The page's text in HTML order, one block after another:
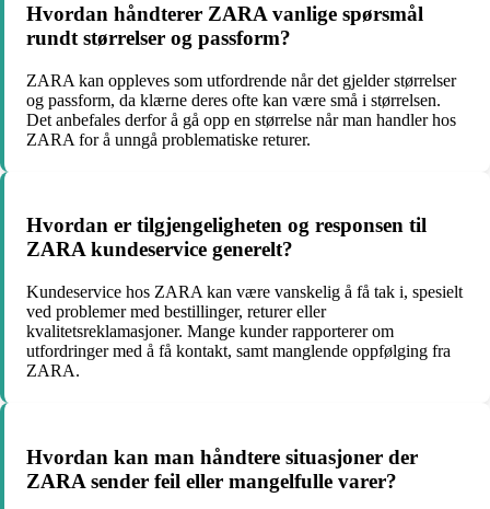
Hvordan håndterer ZARA vanlige spørsmål
rundt størrelser og passform?
ZARA kan oppleves som utfordrende når det gjelder størrelser
og passform, da klærne deres ofte kan være små i størrelsen.
Det anbefales derfor å gå opp en størrelse når man handler hos
ZARA for å unngå problematiske returer.
Hvordan er tilgjengeligheten og responsen til
ZARA kundeservice generelt?
Kundeservice hos ZARA kan være vanskelig å få tak i, spesielt
ved problemer med bestillinger, returer eller
kvalitetsreklamasjoner. Mange kunder rapporterer om
utfordringer med å få kontakt, samt manglende oppfølging fra
ZARA.
Hvordan kan man håndtere situasjoner der
ZARA sender feil eller mangelfulle varer?